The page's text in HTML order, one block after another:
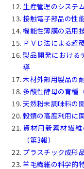
生産管理のシステ
接触電子部品の性
機能性薄膜の活用
ＰＶＤ法による超
製品開発における
導
木材外部用製品の
多酸性酵母の育種
天然粉末調味料の
穀類の高度利用に
資材用新素材繊
（第3報）
プラスチック成形
羊毛繊維の科学的